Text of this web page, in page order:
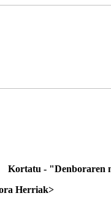
Kortatu - "Denboraren
>